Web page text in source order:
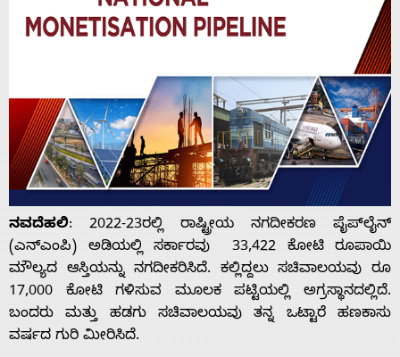
ನವದೆಹಲಿ: 2022-23ರಲ್ಲಿ ರಾಷ್ಟ್ರೀಯ ನಗದೀಕರಣ ಪೈಪ್‌ಲೈನ್
(ಎನ್‌ಎಂಪಿ) ಅಡಿಯಲ್ಲಿ ಸರ್ಕಾರವು 33,422 ಕೋಟಿ ರೂಪಾಯಿ
ಮೌಲ್ಯದ ಆಸ್ತಿಯನ್ನು ನಗದೀಕರಿಸಿದೆ. ಕಲ್ಲಿದ್ದಲು ಸಚಿವಾಲಯವು ರೂ
17,000 ಕೋಟಿ ಗಳಿಸುವ ಮೂಲಕ ಪಟ್ಟಿಯಲ್ಲಿ ಅಗ್ರಸ್ಥಾನದಲ್ಲಿದೆ.
ಬಂದರು ಮತ್ತು ಹಡಗು ಸಚಿವಾಲಯವು ತನ್ನ ಒಟ್ಟಾರೆ ಹಣಕಾಸು
ವರ್ಷದ ಗುರಿ ಮೀರಿಸಿದೆ.